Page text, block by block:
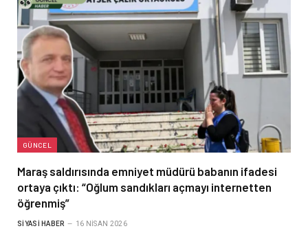
GÜNCEL
Maraş saldırısında emniyet müdürü babanın ifadesi
ortaya çıktı: “Oğlum sandıkları açmayı internetten
öğrenmiş”
SIYASI HABER 16 NISAN 2026